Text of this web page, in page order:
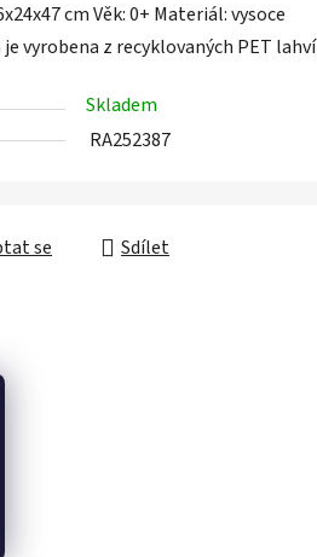
cm Věk: 0+ Materiál: vysoce
vyrobena z recyklovaných PET lahví
Skladem
RA252387
se Sdílet